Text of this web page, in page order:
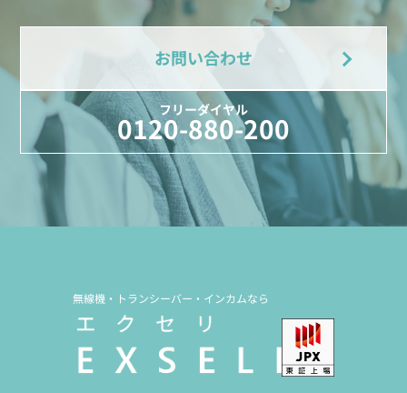
お問い合わせ
フリーダイヤル
0120-880-200
無線機・トランシーバー・インカムなら